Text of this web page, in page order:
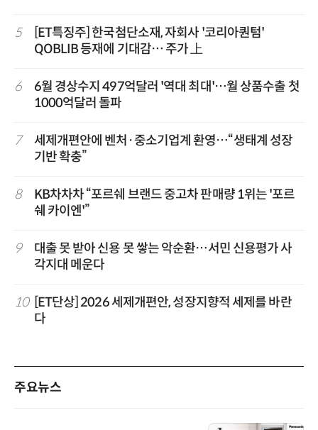
5
[ET특징주] 한국첨단소재, 자회사 '코리아퀀텀'
QOBLIB 등재에 기대감… 주가 上
6
6월 경상수지 497억달러 '역대 최대'…월 상품수출 첫
1000억달러 돌파
7
세제개편안에 벤처·중소기업계 환영…“생태계 성장
기반 확충”
8
KB차차차 “포르쉐 브랜드 중고차 판매량 1위는 '포르
쉐 카이엔'”
9
대출 못 받아 신용 못 쌓는 악순환…서민 신용평가 사
각지대 메운다
10
[ET단상] 2026 세제개편안, 성장지향적 세제를 바란
다
주요뉴스